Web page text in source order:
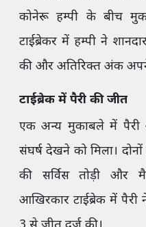
कोनेरू हम्पी के बीच
टाईब्रेकर में हम्पी ने
की और अतिरिक्त अंक
टाईब्रेक में पैरी की जीत
एक अन्य मुकाबले में पैरी
संघर्ष देखने को मिला।
की सर्विस तोड़ी और
आखिरकार टाईब्रेक में